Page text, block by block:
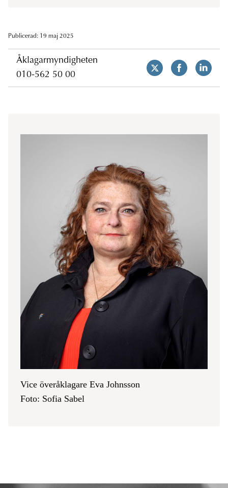
Publicerad: 19 maj 2025
Åklagarmyndigheten
010-562 50 00
Vice överåklagare Eva Johnsson
Foto: Sofia Sabel